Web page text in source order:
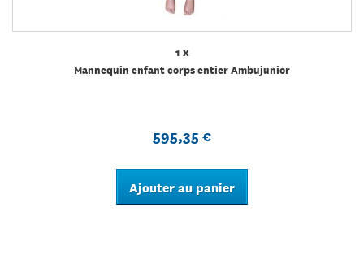
1 x
Mannequin enfant corps entier Ambujunior
595,35 €
Ajouter au panier